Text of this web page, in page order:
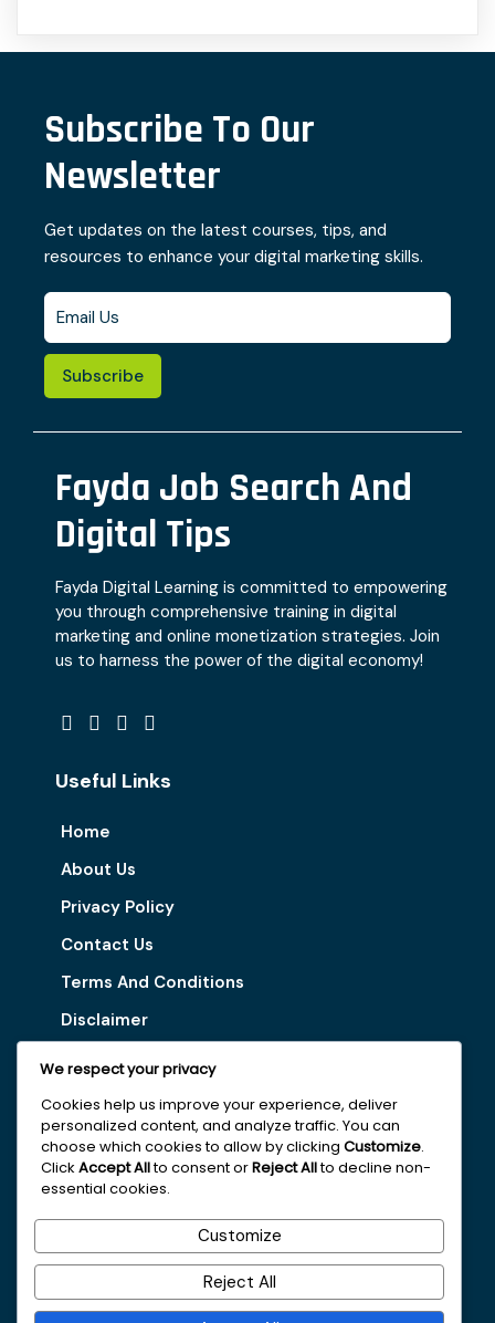
Subscribe To Our
Newsletter
Get updates on the latest courses, tips, and
resources to enhance your digital marketing skills.
Subscribe
Fayda Job Search And
Digital Tips
Fayda Digital Learning is committed to empowering
you through comprehensive training in digital
marketing and online monetization strategies. Join
us to harness the power of the digital economy!
Useful Links
Home
About Us
Privacy Policy
Contact Us
Terms And Conditions
Disclaimer
Our Services
Digital Marketing Tips
Latest Vacancy
Get In Touch With Us
+251963161996
faydajob2026@gmail.com
We respect your privacy
Cookies help us improve your experience, deliver
personalized content, and analyze traffic. You can
choose which cookies to allow by clicking Customize.
Click Accept Allto consent orReject Allto decline non-
essential cookies.
Customize
Reject All